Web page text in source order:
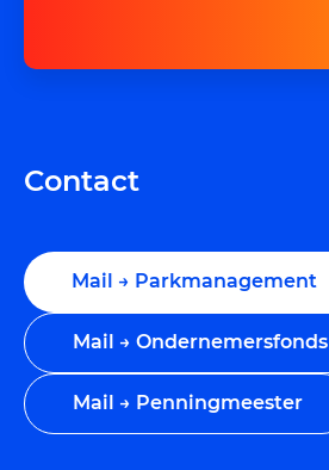
Contact
Mail → Parkmanagement
Mail → Ondernemersfonds
Mail → Penningmeester